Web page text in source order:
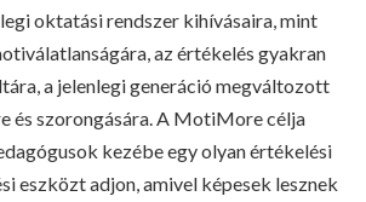
oktatási rendszer kihívásaira, mint
az értékelés gyakran
a jelenlegi generáció megváltozott
és szorongására. A MotiMore célja
kezébe egy olyan értékelési
eszközt adjon, amivel képesek lesznek